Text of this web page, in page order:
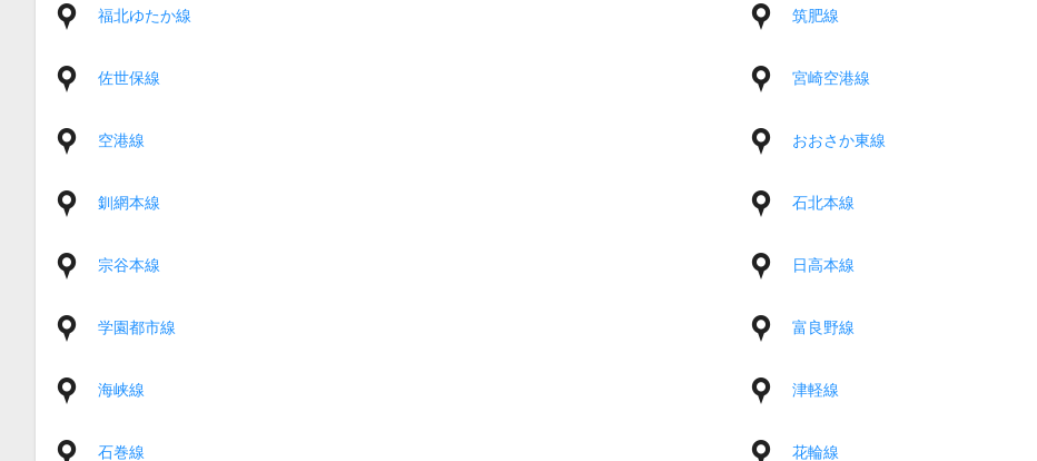
福北ゆたか線 筑肥線
佐世保線 宮崎空港線
空港線 おおさか東線
釧網本線 石北本線
宗谷本線 日高本線
学園都市線 富良野線
海峡線 津軽線
石巻線 花輪線